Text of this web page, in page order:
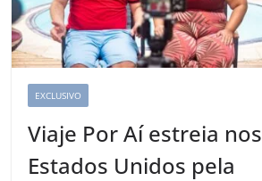
EXCLUSIVO
Viaje Por Aí estreia nos
Estados Unidos pela